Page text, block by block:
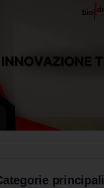
principali